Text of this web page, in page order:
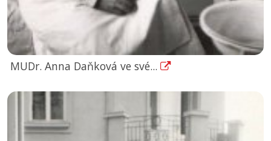
MUDr. Anna Daňková ve své...